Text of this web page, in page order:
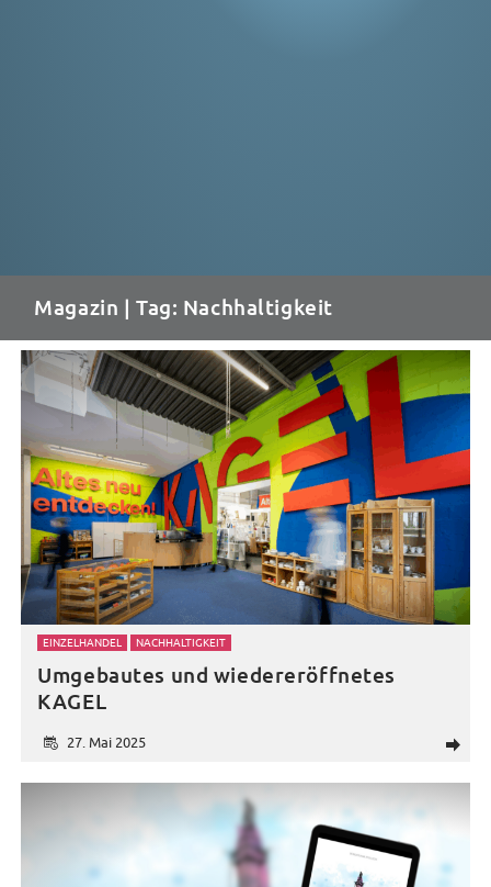
Magazin | Tag: Nachhaltigkeit
d
27. Mai 2025
EINZELHANDEL NACHHALTIGKEIT
Umgebautes und wiedereröffnetes
KAGEL